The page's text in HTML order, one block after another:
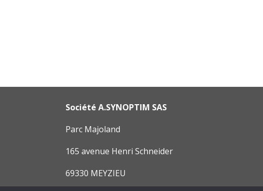
Société A.SYNOPTIM SAS
Parc Majoland
165 avenue Henri Schneider
69330 MEYZIEU